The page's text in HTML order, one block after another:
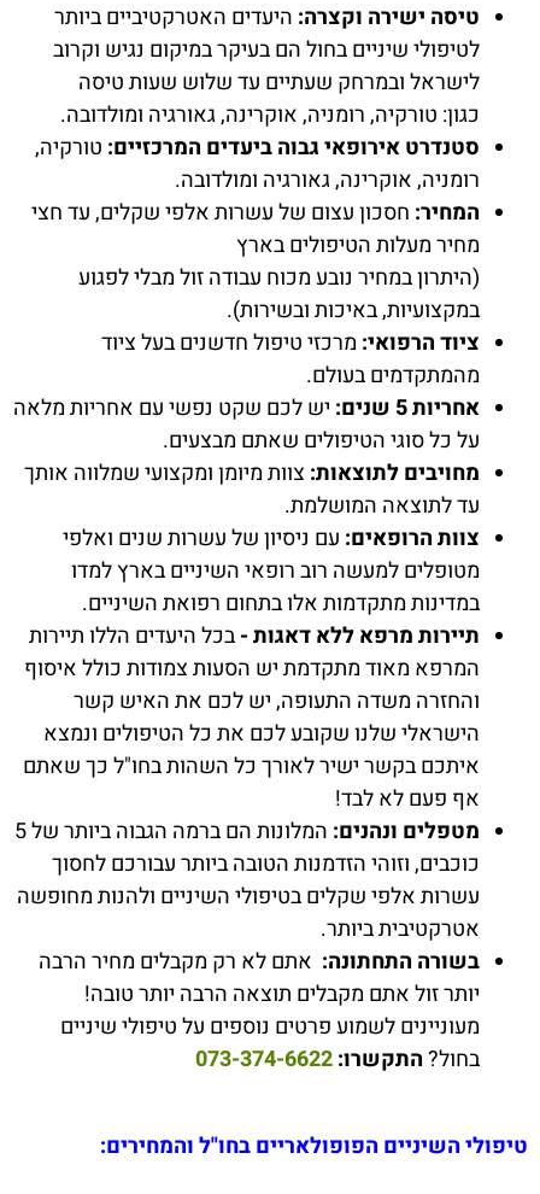
טיסה ישירה וקצרה: היעדים האטרקטיביים ביותר
לטיפולי שיניים בחול הם בעיקר במיקום נגיש וקרוב
לישראל ובמרחק שעתיים עד שלוש שעות טיסה
כגון: טורקיה, רומניה, אוקרינה, גאורגיה ומולדובה.
סטנדרט אירופאי גבוה ביעדים המרכזיים: טורקיה,
רומניה, אוקרינה, גאורגיה ומולדובה.
המחיר: חסכון עצום של עשרות אלפי שקלים, עד חצי
מחיר מעלות הטיפולים בארץ
(היתרון במחיר נובע מכוח עבודה זול מבלי לפגוע
במקצועיות, באיכות ובשירות).
ציוד הרפואי: מרכזי טיפול חדשנים בעל ציוד
מהמתקדמים בעולם.
אחריות 5 שנים:
יש לכם שקט נפשי עם אחריות מלאה
על כל סוגי הטיפולים שאתם מבצעים.
מחויבים לתוצאות: צוות מיומן ומקצועי שמלווה אותך
עד לתוצאה המושלמת.
צוות הרופאים: עם ניסיון של עשרות שנים ואלפי
מטופלים למעשה רוב רופאי השיניים בארץ למדו
במדינות מתקדמות אלו בתחום רפואת השיניים.
תיירות מרפא ללא דאגות -בכל היעדים הללו תיירות
המרפא מאוד מתקדמת יש הסעות צמודות כולל איסוף
והחזרה משדה התעופה, יש לכם את האיש קשר
הישראלי שלנו שקובע לכם את כל הטיפולים ונמצא
איתכם בקשר ישיר לאורך כל השהות בחו"ל כך שאתם
אף פעם לא לבד!
מטפלים ונהנים:
המלונות הם ברמה הגבוה ביותר של 5
כוכבים, וזוהי הזדמנות הטובה ביותר עבורכם לחסוך
עשרות אלפי שקלים בטיפולי השיניים ולהנות מחופשה
אטרקטיבית ביותר.
בשורה התחתונה: אתם לא רק מקבלים מחיר הרבה
יותר זול אתם מקבלים תוצאה הרבה יותר טובה!
מעוניינים לשמוע פרטים נוספים על טיפולי שיניים
בחול?התקשרו:073-374-6622
טיפולי השיניים הפופולאריים בחו"ל והמחירים: